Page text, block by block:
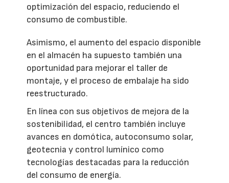
optimización del espacio, reduciendo el
consumo de combustible.
Asimismo, el aumento del espacio disponible
en el almacén ha supuesto también una
oportunidad para mejorar el taller de
montaje, y el proceso de embalaje ha sido
reestructurado.
En línea con sus objetivos de mejora de la
sostenibilidad, el centro también incluye
avances en domótica, autoconsumo solar,
geotecnia y control lumínico como
tecnologías destacadas para la reducción
del consumo de energía.